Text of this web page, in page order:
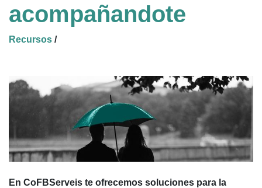
acompañandote
Recursos /
En CoFBServeis te ofrecemos soluciones para la